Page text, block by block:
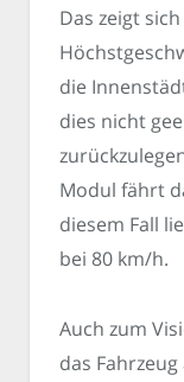
Das zeigt
die
dies nicht
Modul fährt
diesem Fall
bei 80 km/h.
Auch zum
das